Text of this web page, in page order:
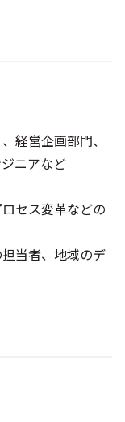
経営企画部門、
ニアなど
セス変革などの
当者、地域のデ